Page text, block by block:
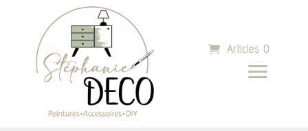
Articles 0